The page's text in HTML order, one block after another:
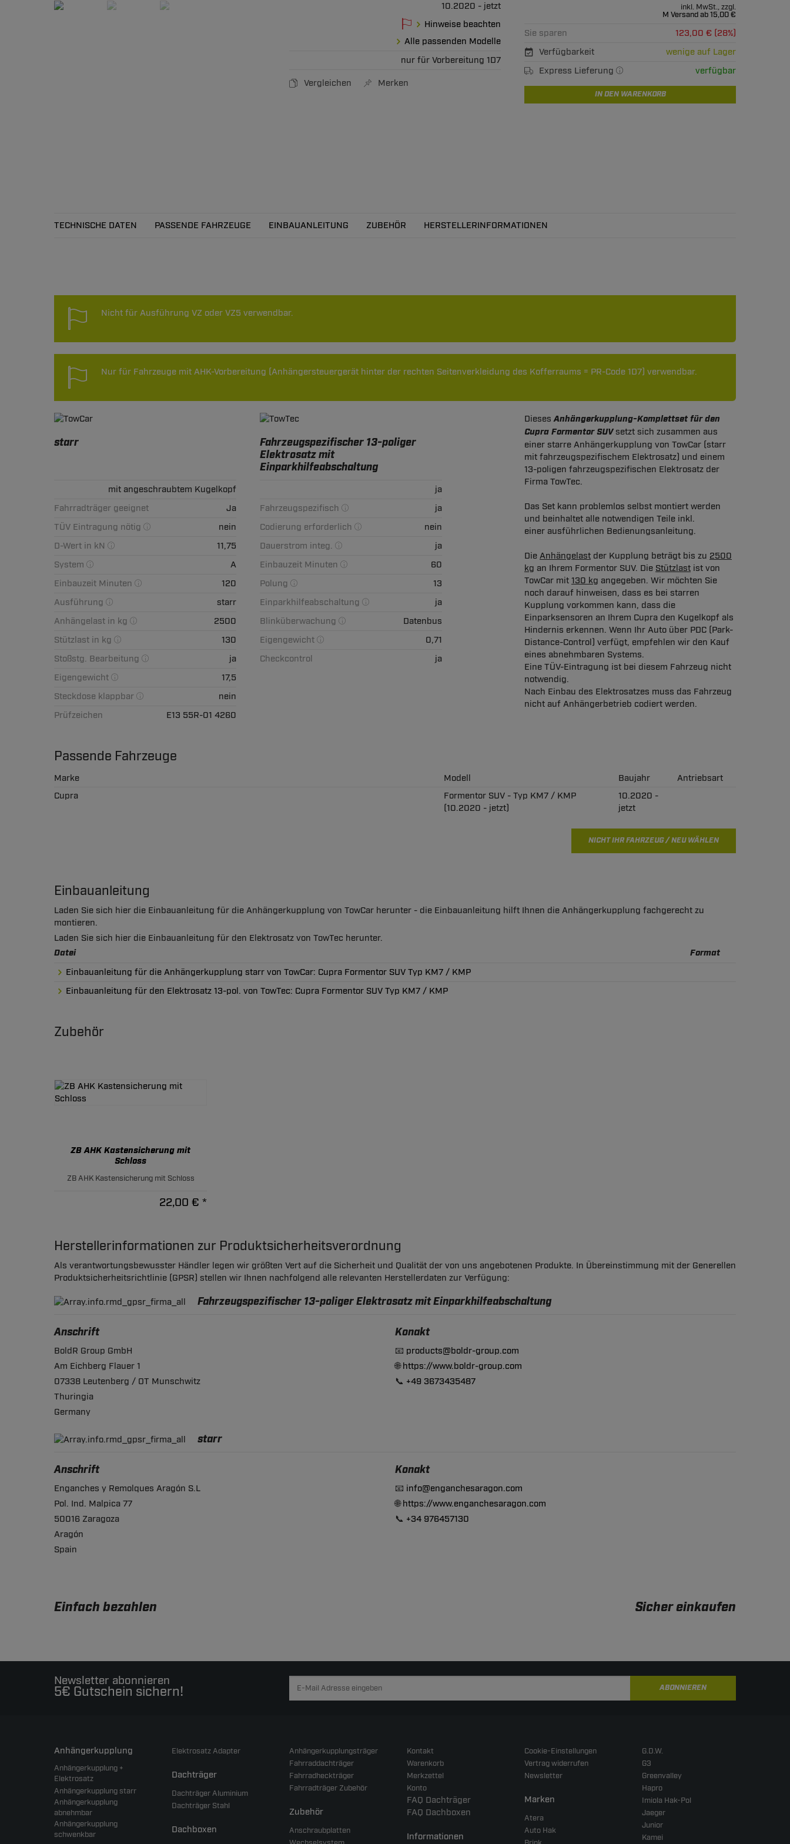
10.2020 - jetzt
Hinweise beachten
Alle passenden Modelle
nur für Vorbereitung 1D7
Vergleichen Merken
inkl. MwSt., zzgl.
M Versand ab 15,00 €
Sie sparen
123,00 € (28%)
Verfügbarkeit
wenige auf Lager
Express Lieferung
verfügbar
IN DEN WARENKORB
TECHNISCHE DATEN PASSENDE FAHRZEUGE EINBAUANLEITUNG ZUBEHÖR HERSTELLERINFORMATIONEN
Nicht für Ausführung VZ oder VZ5 verwendbar.
Nur für Fahrzeuge mit AHK-Vorbereitung (Anhängersteuergerät hinter der rechten Seitenverkleidung des Kofferraums = PR-Code 1D7) verwendbar.
starr
mit angeschraubtem Kugelkopf
Fahrradträger geeignet
Ja
TÜV Eintragung nötig
nein
D-Wert in kN
11,75
System
A
Einbauzeit Minuten
120
Ausführung
starr
Anhängelast in kg
2500
Stützlast in kg
130
Stoßstg. Bearbeitung
ja
Eigengewicht
17,5
Steckdose klappbar
nein
Prüfzeichen
E13 55R-01 4260
Fahrzeugspezifischer 13-poliger
Elektrosatz mit
Einparkhilfeabschaltung
ja
Fahrzeugspezifisch
ja
Codierung erforderlich
nein
Dauerstrom integ.
ja
Einbauzeit Minuten
60
Polung
13
Einparkhilfeabschaltung
ja
Blinküberwachung
Datenbus
Eigengewicht
0,71
Checkcontrol
ja
DiesesAnhängerkupplung-Komplettset für den
Cupra Formentor SUVsetzt sich zusammen aus
einer starre Anhängerkupplung von TowCar (starr
mit fahrzeugspezifischem Elektrosatz) und einem
13-poligen fahrzeugspezifischen Elektrosatz der
Firma TowTec.
Das Set kann problemlos selbst montiert werden
und beinhaltet alle notwendigen Teile inkl.
einer ausführlichen Bedienungsanleitung.
Die Anhängelast der Kupplung beträgt bis zu 2500
kg an Ihrem Formentor SUV. Die Stützlast ist von
TowCar mit 130 kg angegeben. Wir möchten Sie
noch darauf hinweisen, dass es bei starren
Kupplung vorkommen kann, dass die
Einparksensoren an Ihrem Cupra den Kugelkopf als
Hindernis erkennen. Wenn Ihr Auto über PDC (Park-
Distance-Control) verfügt, empfehlen wir den Kauf
eines abnehmbaren Systems.
Eine TÜV-Eintragung ist bei diesem Fahrzeug nicht
notwendig.
Nach Einbau des Elektrosatzes muss das Fahrzeug
nicht auf Anhängerbetrieb codiert werden.
Passende Fahrzeuge
Marke Modell Baujahr
Antriebsart
Cupra
Formentor SUV - Typ KM7 / KMP
(10.2020 - jetzt)
10.2020 -
jetzt
NICHT IHR FAHRZEUG / NEU WÄHLEN
Einbauanleitung
Laden Sie sich hier die Einbauanleitung für die Anhängerkupplung von TowCar herunter - die Einbauanleitung hilft Ihnen die Anhängerkupplung fachgerecht zu
montieren.
Laden Sie sich hier die Einbauanleitung für den Elektrosatz von TowTec herunter.
Datei Format
Einbauanleitung für die Anhängerkupplung starr von TowCar: Cupra Formentor SUV Typ KM7 / KMP
Einbauanleitung für den Elektrosatz 13-pol. von TowTec: Cupra Formentor SUV Typ KM7 / KMP
Zubehör
ZB AHK Kastensicherung mit
Schloss
ZB AHK Kastensicherung mit Schloss
22,00 € *
Herstellerinformationen zur Produktsicherheitsverordnung
Als verantwortungsbewusster Händler legen wir größten Vert auf die Sicherheit und Qualität der von uns angebotenen Produkte. In Übereinstimmung mit der Generellen
Produktsicherheitsrichtlinie (GPSR) stellen wir Ihnen nachfolgend alle relevanten Herstellerdaten zur Verfügung:
Fahrzeugspezifischer 13-poliger Elektrosatz mit Einparkhilfeabschaltung
Anschrift
BoldR Group GmbH
Am Eichberg Flauer 1
07338 Leutenberg / OT Munschwitz
Thuringia
Germany
Konakt
📧 products@boldr-group.com
🌐https://www.boldr-group.com
📞 +49 3673435487
starr
Anschrift
Enganches y Remolques Aragón S.L
Pol. Ind. Malpica 77
50016 Zaragoza
Aragón
Spain
Konakt
📧 info@enganchesaragon.com
🌐https://www.enganchesaragon.com
📞 +34 976457130
Einfach bezahlen Sicher einkaufen
Newsletter abonnieren
5€ Gutschein sichern! ABONNIEREN
Anhängerkupplung
Anhängerkupplung +
Elektrosatz
Anhängerkupplung starr
Anhängerkupplung
abnehmbar
Anhängerkupplung
schwenkbar
Elektrosatz Adapter
Dachträger
Dachträger Aluminium
Dachträger Stahl
Dachboxen
Anhängerkupplungsträger
Fahrraddachträger
Fahrradheckträger
Fahrradträger Zubehör
Zubehör
Anschraubplatten
Kontakt
Warenkorb
Merkzettel
Konto
FAQ Dachträger
FAQ Dachboxen
Informationen
Cookie-Einstellungen
Vertrag widerrufen
Newsletter
Marken
Atera
Auto Hak
G.D.W.
G3
Greenvalley
Hapro
Imiola Hak-Pol
Jaeger
Junior
Kamei